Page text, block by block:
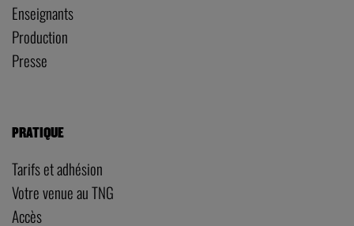
Enseignants
Production
Presse
PRATIQUE
Tarifs et adhésion
Votre venue au TNG
Accès